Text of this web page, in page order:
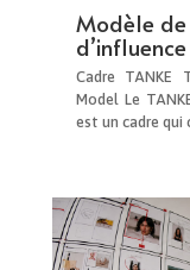
Modèle
Cadre TANKE
Model Le
est un cadre qui